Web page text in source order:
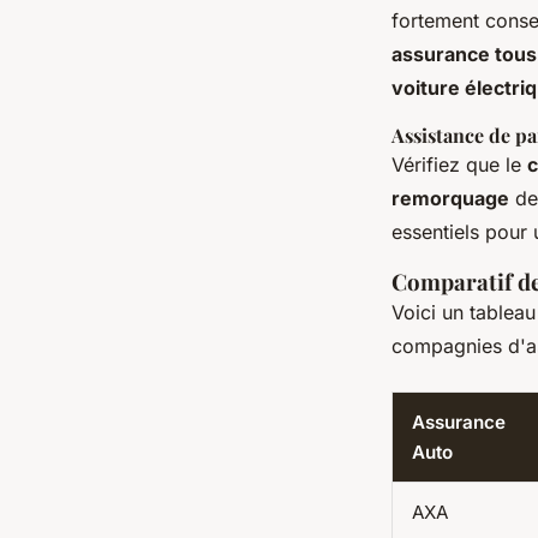
fortement
assurance
voiture
Assistance de
Vérifiez que le
remorquage
essentiels pour
Comparatif
Voici un
compagnies
Assurance
Auto
AXA